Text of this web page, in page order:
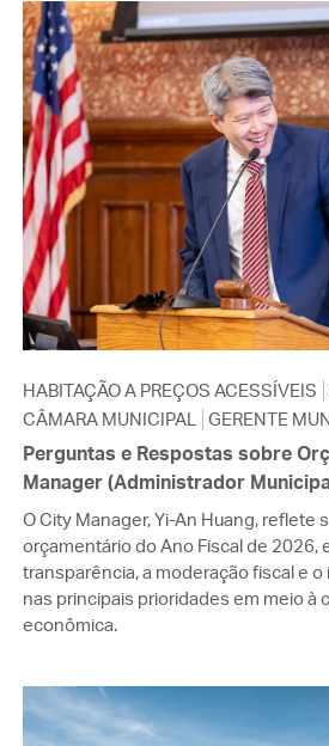
HABITAÇÃO A PREÇOS ACESSÍVEIS
CÂMARA MUNICIPAL GERENTE
Perguntas e Respostas sobre
Manager (Administrador
O City Manager, Yi-An Huang, reflete
orçamentário do Ano Fiscal de 2026,
transparência, a moderação fiscal e
nas principais prioridades em meio à
econômica.